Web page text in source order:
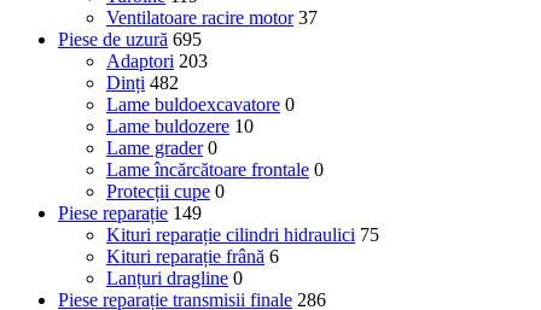
Ventilatoare racire motor 37
Piese de uzură 695
Adaptori 203
Dinți 482
Lame buldoexcavatore 0
Lame buldozere 10
Lame grader 0
Lame încărcătoare frontale 0
Protecții cupe 0
Piese reparație 149
Kituri reparație cilindri hidraulici 75
Kituri reparație frână 6
Lanțuri dragline 0
Piese reparație transmisii finale 286